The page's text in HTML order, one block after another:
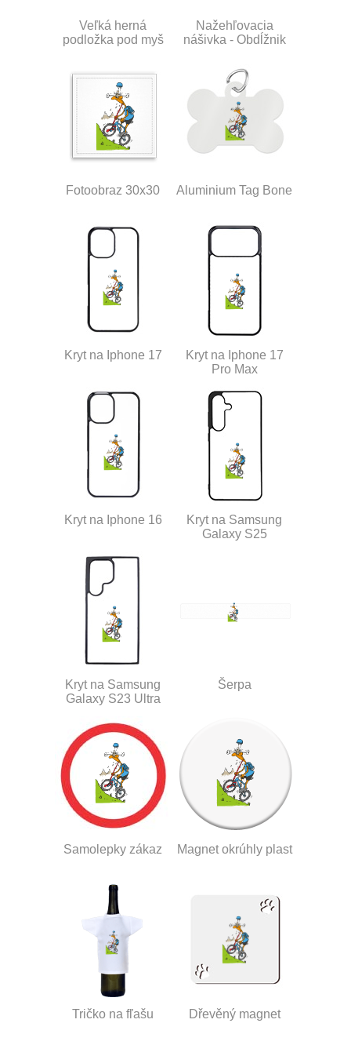
Veľká herná
podložka pod myš
Nažehľovacia
nášivka - Obdĺžnik
Fotoobraz 30x30 Aluminium Tag Bone
Kryt na Iphone 17
Kryt na Iphone 17
Pro Max
Kryt na Iphone 16
Kryt na Samsung
Galaxy S25
Kryt na Samsung
Galaxy S23 Ultra
Šerpa
Samolepky zákaz Magnet okrúhly plast
Tričko na fľašu Dřevěný magnet